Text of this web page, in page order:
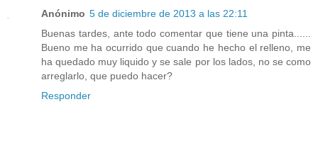
Anónimo 5 de diciembre de 2013 a las 22:11
Buenas tardes, ante todo comentar que tiene una pinta......
Bueno me ha ocurrido que cuando he hecho el relleno, me
ha quedado muy liquido y se sale por los lados, no se como
arreglarlo, que puedo hacer?
Responder